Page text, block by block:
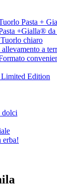
Pasta +
+Gialla® da
chiaro
a
Edition
dolci
erba!